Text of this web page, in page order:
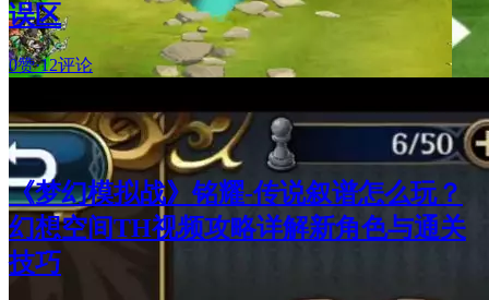
误区
0赞·12评论
《梦幻模拟战》铭耀-传说叙谱怎么玩？
幻想空间TH视频攻略详解新角色与通关
技巧